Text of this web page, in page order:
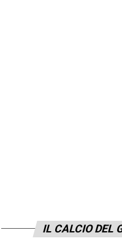
IL CALCIO DEL